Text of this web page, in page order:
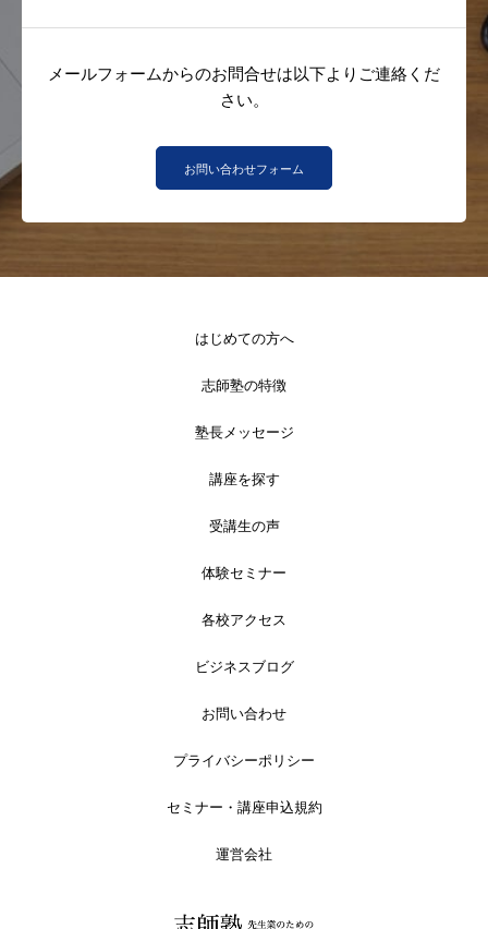
メールフォームからのお問合せは以下よりご連絡くだ
さい。
お問い合わせフォーム
はじめての方へ
志師塾の特徴
塾長メッセージ
講座を探す
受講生の声
体験セミナー
各校アクセス
ビジネスブログ
お問い合わせ
プライバシーポリシー
セミナー・講座申込規約
運営会社